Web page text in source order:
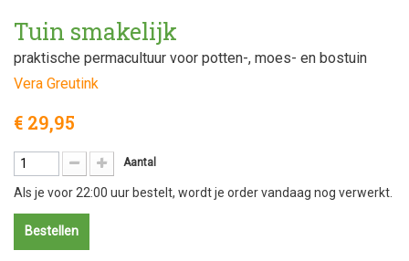
Tuin smakelijk
praktische permacultuur voor potten-, moes- en bostuin
Vera Greutink
€ 29,95
Aantal
Als je voor 22:00 uur bestelt, wordt je order vandaag nog verwerkt.
Bestellen